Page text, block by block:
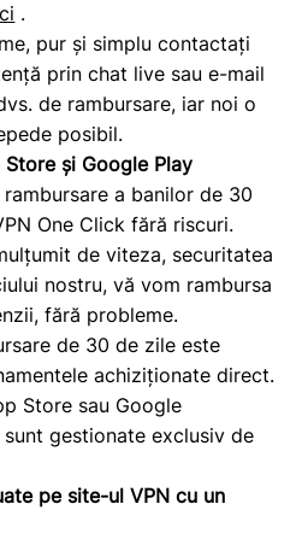
.
pur și simplu contactați
prin chat live sau e-mail
de rambursare, iar noi o
posibil.
și Google Play
a banilor de 30
One Click fără riscuri.
de viteza, securitatea
nostru, vă vom rambursa
fără probleme.
de 30 de zile este
achiziționate direct.
Store sau Google
gestionate exclusiv de
pe site-ul VPN cu un